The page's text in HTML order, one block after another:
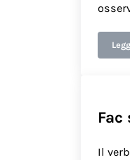
Il